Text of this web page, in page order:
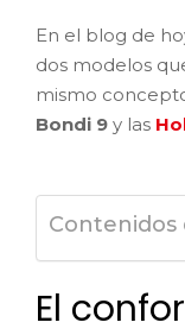
En el blog de
dos modelos
mismo
Bondi 9 y las
El